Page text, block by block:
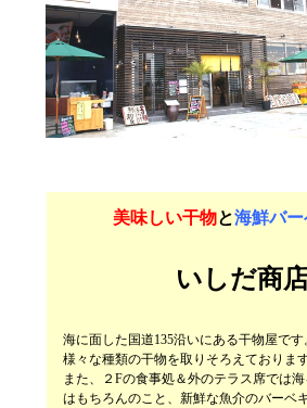
美味しい干物と海鮮バ
いしだ商
海に面した国道135沿いにある干物屋です
様々な種類の干物を取りそろえております
また、２Fの食事処＆外のテラス席では
はもちろんのこと、新鮮な魚介のバーベ